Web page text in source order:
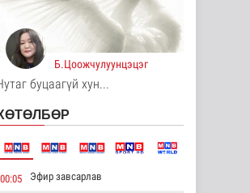
2 цаг 28 минутын өмнө
"Цагийн хүрд"
мэдээллийн
хөтөлбөр
/2026.08.07/
3 цаг 34 минутын өмнө
Монгол Улсын
Төрийн дуулал
Энтертайнмент
Б.Цоожчулуунцэцэг
буцаагүй хун...
00:05 Эфир завсарлав